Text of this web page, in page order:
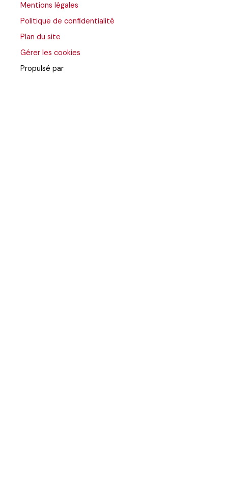
Mentions légales
Politique de confidentialité
Plan du site
Gérer les cookies
Propulsé par